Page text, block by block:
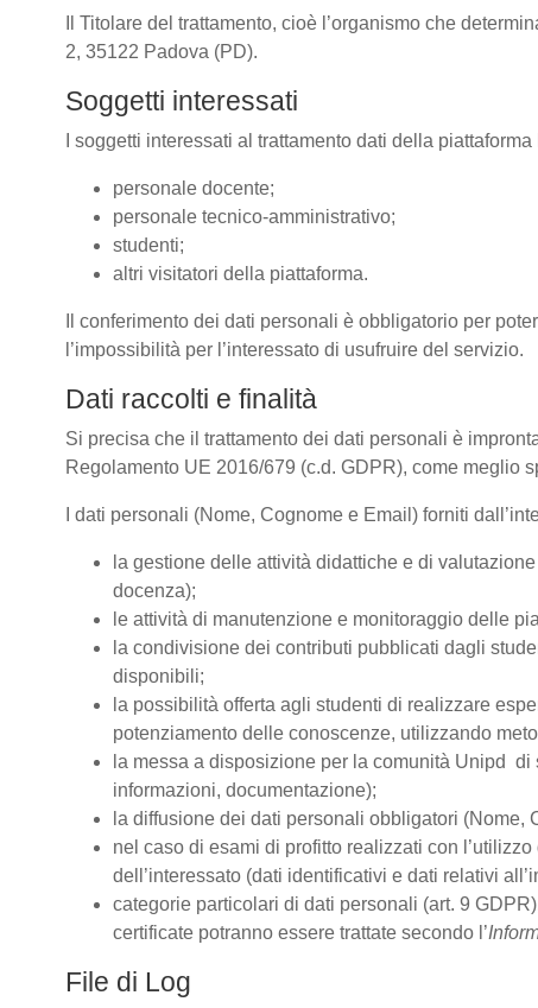
Il Titolare del trattamento, cioè l’organismo che
2, 35122 Padova (PD).
Soggetti interessati
I soggetti interessati al trattamento dati della
personale docente;
personale tecnico-amministrativo;
studenti;
altri visitatori della piattaforma.
Il conferimento dei dati personali è obbligatorio per
l’impossibilità per l’interessato di usufruire del servizio.
Dati raccolti e finalità
Si precisa che il trattamento dei dati personali è
Regolamento UE 2016/679 (c.d. GDPR), come meglio
I dati personali (Nome, Cognome e Email) forniti
la gestione delle attività didattiche e di
docenza);
le attività di manutenzione e monitoraggio delle
la condivisione dei contributi pubblicati dagli
disponibili;
la possibilità offerta agli studenti di realizzare
potenziamento delle conoscenze, utilizzando
la messa a disposizione per la comunità Unipd
informazioni, documentazione);
la diffusione dei dati personali obbligatori
nel caso di esami di profitto realizzati con
dell’interessato (dati identificativi e dati relativi
categorie particolari di dati personali (art. 9
certificate potranno essere trattate secondo l’
File di Log